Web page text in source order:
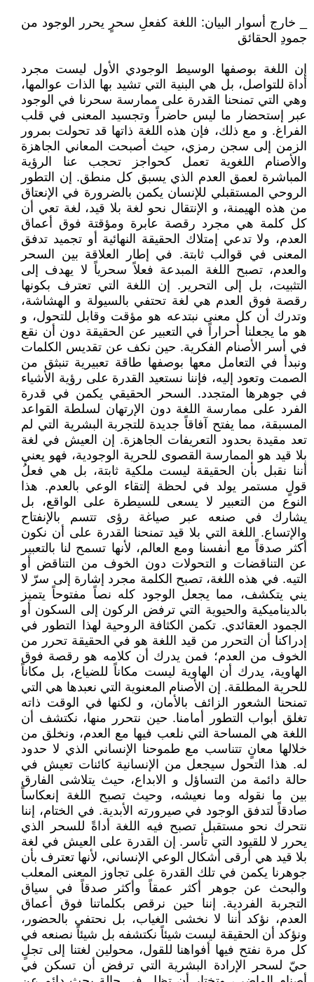
_ خارج أسوار البيان: اللغة كفعلِ سحرٍ يحرر الوجود من
جمودِ الحقائق
إن اللغة بوصفها الوسيط الوجودي الأول ليست مجرد
أداة للتواصل، بل هي البنية التي تشيد بها الذات عوالمها،
وهي التي تمنحنا القدرة على ممارسة سحرنا في الوجود
عبر إستحضار ما ليس حاضراً وتجسيد المعنى في قلب
الفراغ. و مع ذلك، فإن هذه اللغة ذاتها قد تحولت بمرور
الزمن إلى سجن رمزي، حيث أصبحت المعاني الجاهزة
والأصنام اللغوية تعمل كحواجز تحجب عنا الرؤية
المباشرة لعمق العدم الذي يسبق كل منطق. إن التطور
الروحي المستقبلي للإنسان يكمن بالضرورة في الإنعتاق
من هذه الهيمنة، و الإنتقال نحو لغة بلا قيد، لغة تعي أن
كل كلمة هي مجرد رقصة عابرة ومؤقتة فوق أعماق
العدم، ولا تدعي إمتلاك الحقيقة النهائية أو تجميد تدفق
المعنى في قوالب ثابتة. في إطار العلاقة بين السحر
والعدم، تصبح اللغة المبدعة فعلاً سحرياً لا يهدف إلى
التثبيت، بل إلى التحرير. إن اللغة التي تعترف بكونها
رقصة فوق العدم هي لغة تحتفي بالسيولة و الهشاشة،
وتدرك أن كل معنى نبتدعه هو مؤقت وقابل للتحول، و
هو ما يجعلنا أحراراً في التعبير عن الحقيقة دون أن نقع
في أسر الأصنام الفكرية. حين نكف عن تقديس الكلمات
ونبدأ في التعامل معها بوصفها طاقة تعبيرية تنبثق من
الصمت وتعود إليه، فإننا نستعيد القدرة على رؤية الأشياء
في جوهرها المتجدد. السحر الحقيقي يكمن في قدرة
الفرد على ممارسة اللغة دون الإرتهان لسلطة القواعد
المسبقة، مما يفتح آفاقاً جديدة للتجربة البشرية التي لم
تعد مقيدة بحدود التعريفات الجاهزة. إن العيش في لغة
بلا قيد هو الممارسة القصوى للحرية الوجودية، فهو يعني
أننا نقبل بأن الحقيقة ليست ملكية ثابتة، بل هي فعلُ
قولٍ مستمر يولد في لحظة إلتقاء الوعي بالعدم. هذا
النوع من التعبير لا يسعى للسيطرة على الواقع، بل
يشارك في صنعه عبر صياغة رؤى تتسم بالإنفتاح
والإتساع. اللغة التي بلا قيد تمنحنا القدرة على أن نكون
أكثر صدقاً مع أنفسنا ومع العالم، لأنها تسمح لنا بالتعبير
عن التناقضات و التحولات دون الخوف من التناقض أو
التيه. في هذه اللغة، تصبح الكلمة مجرد إشارة إلى سرّ لا
يني يتكشف، مما يجعل الوجود كله نصاً مفتوحاً يتميز
بالديناميكية والحيوية التي ترفض الركون إلى السكون أو
الجمود العقائدي. تكمن الكثافة الروحية لهذا التطور في
إدراكنا أن التحرر من قيد اللغة هو في الحقيقة تحرر من
الخوف من العدم؛ فمن يدرك أن كلامه هو رقصة فوق
الهاوية، يدرك أن الهاوية ليست مكاناً للضياع، بل مكاناً
للحرية المطلقة. إن الأصنام المعنوية التي نعبدها هي التي
تمنحنا الشعور الزائف بالأمان، و لكنها في الوقت ذاته
تغلق أبواب التطور أمامنا. حين نتحرر منها، نكتشف أن
اللغة هي المساحة التي نلعب فيها مع العدم، ونخلق من
خلالها معانٍ تتناسب مع طموحنا الإنساني الذي لا حدود
له. هذا التحول سيجعل من الإنسانية كائنات تعيش في
حالة دائمة من التساؤل و الابداع، حيث يتلاشى الفارق
بين ما نقوله وما نعيشه، وحيث تصبح اللغة إنعكاساً
صادقاً لتدفق الوجود في صيرورته الأبدية. في الختام، إننا
نتحرك نحو مستقبل تصبح فيه اللغة أداةً للسحر الذي
يحرر لا للقيود التي تأسر. إن القدرة على العيش في لغة
بلا قيد هي أرقى أشكال الوعي الإنساني، لأنها تعترف بأن
جوهرنا يكمن في تلك القدرة على تجاوز المعنى المعلب
والبحث عن جوهر أكثر عمقاً وأكثر صدقاً في سياق
التجربة الفردية. إننا حين نرقص بكلماتنا فوق أعماق
العدم، نؤكد أننا لا نخشى الغياب، بل نحتفي بالحضور،
ونؤكد أن الحقيقة ليست شيئاً نكتشفه بل شيئاً نصنعه في
كل مرة نفتح فيها أفواهنا للقول، محولين لغتنا إلى تجلٍ
حيّ لسحر الإرادة البشرية التي ترفض أن تسكن في